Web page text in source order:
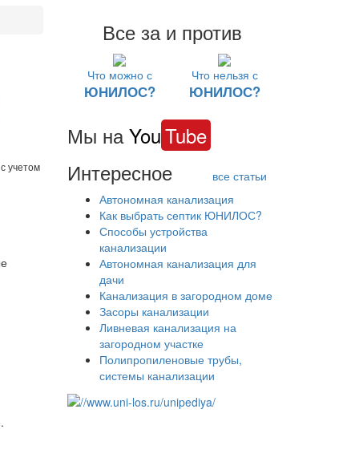
учетом
Все за и против
Что можно с
ЮНИЛОС?
Что нельзя с
ЮНИЛОС?
Мы наYouTube
все статьи
Интересное
Автономная канализация
Как выбрать септик ЮНИЛОС?
Способы устройства
канализации
Автономная канализация для
дачи
Канализация в загородном доме
Засоры канализации
Ливневая канализация на
загородном участке
Полипропиленовые трубы,
системы канализации